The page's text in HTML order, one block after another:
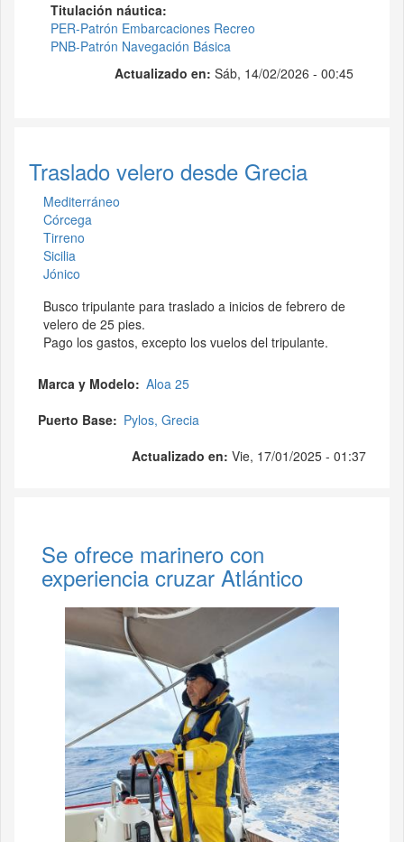
Titulación náutica
PER-Patrón Embarcaciones Recreo
PNB-Patrón Navegación Básica
Actualizado en: Sáb, 14/02/2026 - 00:45
Traslado velero desde Grecia
Mediterráneo
Córcega
Tirreno
Sicilia
Jónico
Busco tripulante para traslado a inicios de febrero de
velero de 25 pies.
Pago los gastos, excepto los vuelos del tripulante.
Marca y Modelo
Aloa 25
Puerto Base
Pylos, Grecia
Actualizado en: Vie, 17/01/2025 - 01:37
Se ofrece marinero con
experiencia cruzar Atlántico